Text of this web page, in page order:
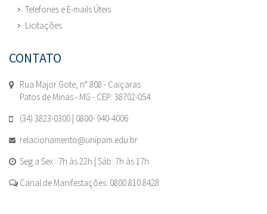
Telefones e E-mails Úteis
Licitações
CONTATO
Rua Major Gote, n° 808 - Caiçaras
Patos de Minas - MG - CEP: 38702-054.
(34) 3823-0300 | 0800- 940-4006
relacionamento@unipam.edu.br
Seg a Sex : 7h às 22h | Sáb: 7h às 17h
Canal de Manifestações: 0800 810 8428